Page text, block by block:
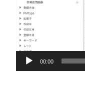
ヤ
ー
00:00